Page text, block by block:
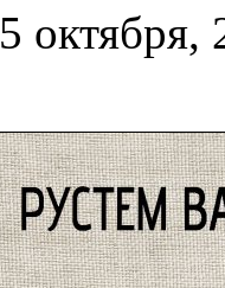
октября,